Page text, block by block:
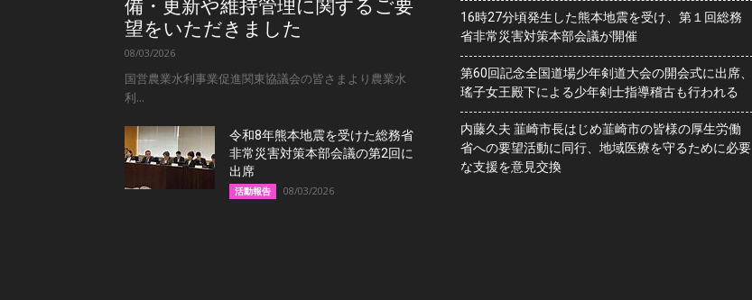
備・更新や維持管理に関するご要
望をいただきました
08/03/2026
国営農業水利事業促進関東協議会の皆さまより農業水
利...
令和8年熊本地震を受けた総務省
非常災害対策本部会議の第2回に
出席
活動報告 08/03/2026
16時27分頃発生した熊本地震を受け、第１回総務
省非常災害対策本部会議が開催
第60回記念全国道場少年剣道大会の開会式に出席、
瑤子女王殿下による少年剣士指導稽古も行われる
内藤久夫 韮崎市長はじめ韮崎市の皆様の厚生労働
省への要望活動に同行、地域医療を守るために必要
な支援を意見交換